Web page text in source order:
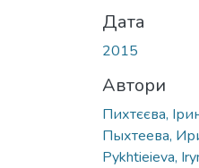
Дата
2015
Автори
Пихтєєва,
Пыхтеева,
Pykhtieieva,